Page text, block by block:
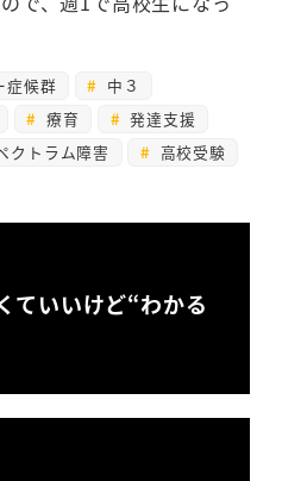
症候群
中３
療育
発達支援
クトラム障害 高校受験
ていいけど“わかる